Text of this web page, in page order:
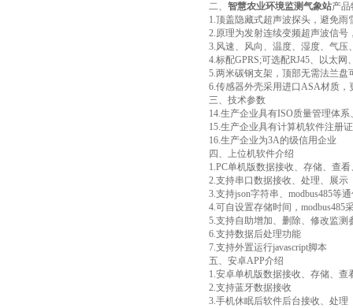
二、 智慧农业环境监测气象站产品
1.顶盖隐藏式超声波探头，避免
2.原理为发射连续变频超声波信
3.风速、风向、温度、湿度、气
4.标配GPRS;可选配RJ45、以太
5.两米碳钢支架，顶部无需法兰盘
6.传感器外壳采用进口ASA材质
三、技术参数
14.生产企业具有ISO质量管理体
15.生产企业具有计算机软件注册
16.生产企业为3A的级信用企业
四、上位机软件介绍
1.PC单机版数据接收、存储、查
2.支持串口数据接收、处理、展示
3.支持json字符串、modbus485等
4.可自设置存储时间，modbus485
5.支持自助增加、删除、修改监测
6.支持数据后处理功能
7.支持外置运行javascript脚本
五、安卓APP介绍
1.安卓单机版数据接收、存储、查
2.支持蓝牙数据接收
3.手机休眠后软件后台接收、处理